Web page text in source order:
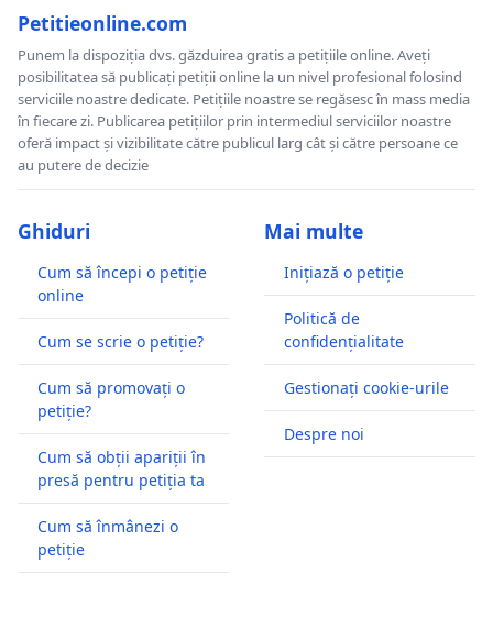
Petitieonline.com
Punem la dispoziția dvs. găzduirea gratis a petițiile online. Aveți
posibilitatea să publicați petiții online la un nivel profesional folosind
serviciile noastre dedicate. Petițiile noastre se regăsesc în mass media
în fiecare zi. Publicarea petițiilor prin intermediul serviciilor noastre
oferă impact și vizibilitate către publicul larg cât și către persoane ce
au putere de decizie
Ghiduri
Cum să începi o petiție
online
Cum se scrie o petiție?
Cum să promovați o
petiție?
Cum să obții apariții în
presă pentru petiția ta
Cum să înmânezi o
petiție
Mai multe
Inițiază o petiție
Politică de
confidențialitate
Gestionați cookie-urile
Despre noi